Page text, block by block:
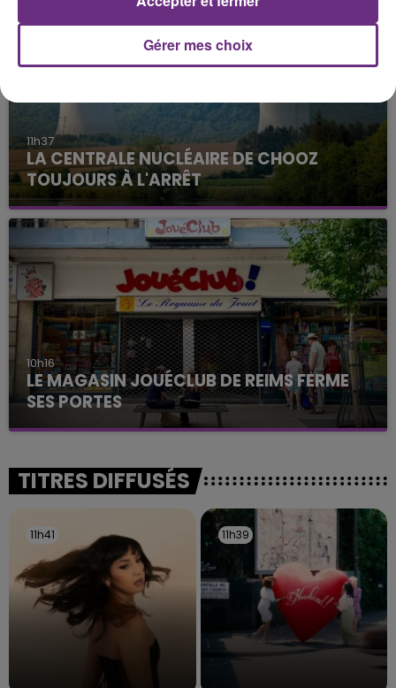
11h37
LA CENTRALE NUCLÉAIRE DE CHOOZ
TOUJOURS À L'ARRÊT
Cela fait déjà une semaine que la centrale
nucléaire ardennaise est à l'arrêt. Une situation
justifiée par la sécheresse intense qui est toujours
présente.
10h16
LE MAGASIN JOUÉCLUB DE REIMS FERME
SES PORTES
C'était l'une des institutions du centre-ville
fermer ses portes.
TITRES DIFFUSÉS
11h41
11h41 11h39
11h39
Gérer mes choix